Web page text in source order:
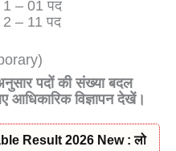
– 01 पद
– 11 पद
पदों की संख्या बदल
विज्ञापन देखें।
Result 2026 New : लो